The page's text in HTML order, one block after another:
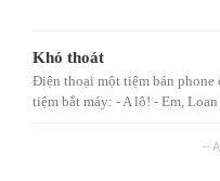
Khó thoát
Điện thoại một tiệm bán phone
tiệm bắt máy: - A lô! - Em,